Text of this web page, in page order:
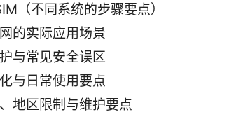
（不同系统的步骤要点）
的实际应用场景
与常见安全误区
与日常使用要点
地区限制与维护要点